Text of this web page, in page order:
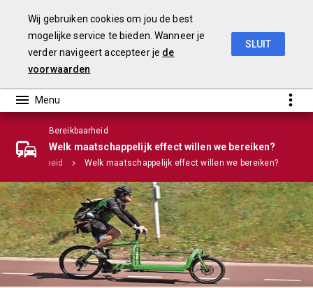
Infographic
Bereikbaarheid
Welk maatschappelijk effect willen we bereiken?
Bereikbaarheid Welk maatschappelijk effect willen we bereiken?
Wij gebruiken cookies om jou de best
mogelijke service te bieden. Wanneer je
verder navigeert accepteer je de
voorwaarden
SLUIT